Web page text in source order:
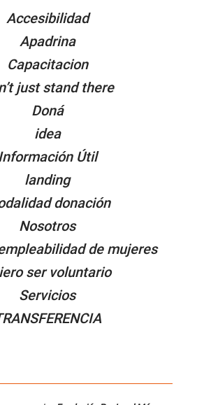
Accesibilidad
Apadrina
Capacitacion
just stand there
Doná
idea
Útil
landing
donación
Nosotros
de mujeres
ser voluntario
Servicios